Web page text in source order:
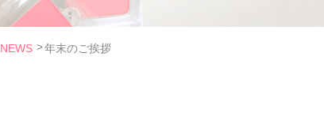
NEWS 年末のご挨拶